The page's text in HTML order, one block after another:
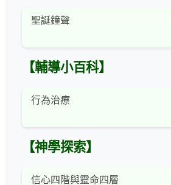
聖誕鐘聲
【輔導小百科】
行為治療
【神學探索】
信心四階與靈命四層